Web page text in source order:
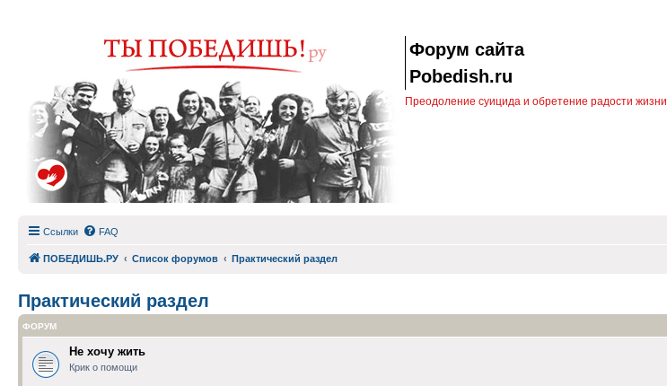
Форум сайта
Pobedish.ru
Преодоление суицида и обретение радости жизни
Ссылки FAQ
ПОБЕДИШЬ.РУ Список форумов Практический раздел
Практический раздел
ФОРУМ
Не хочу жить
Крик о помощи